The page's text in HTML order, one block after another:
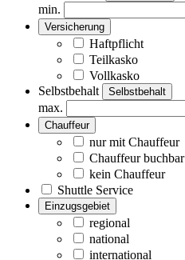
min.
Versicherung
Haftpflicht
Teilkasko
Vollkasko
Selbstbehalt
Selbstbehalt
max.
Chauffeur
nur mit Chauffeur
Chauffeur buchbar
kein Chauffeur
Shuttle Service
Einzugsgebiet
regional
national
international